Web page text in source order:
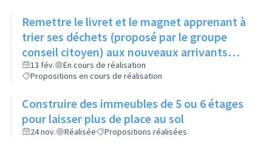
Remettre le livret et le magnet apprenant à
trier ses déchets (proposé par le groupe
conseil citoyen) aux nouveaux arrivants
dans le cadre de la visite de la ville
13 fév.
En cours de réalisation
Propositions en cours de réalisation
Construire des immeubles de 5 ou 6 étages
pour laisser plus de place au sol
24 nov. Réalisée Propositions réalisées